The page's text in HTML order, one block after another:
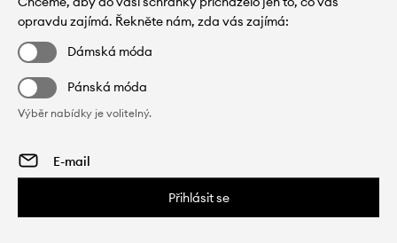
opravdu zajímá. Řekněte nám, zda vás zajímá:
Dámská móda
Pánská móda
Výběr nabídky je volitelný.
Přihlásit se